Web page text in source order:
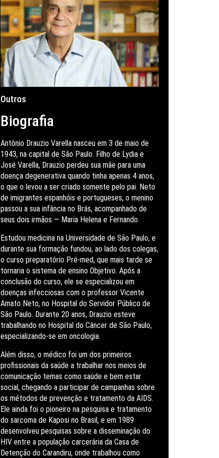
Outros
Biografia
Antônio Drauzio Varella nasceu em 3 de maio de
1943, na capital de São Paulo. Filho de Lydia e
José Varella, Drauzio perdeu sua mãe para uma
doença degenerativa quando tinha apenas 4 anos,
o que o levou a ser criado somente pelo pai. Neto
de imigrantes espanhóis e portugueses, o menino
passou a sua infância no Brás, acompanhado de
seus dois irmãos — Maria Helena e Fernando.
Estudou medicina na Universidade de São Paulo, e
durante sua formação fundou, ao lado dos colegas,
o curso preparatório Pré-med, que mais tarde se
tornaria o sistema de ensino Objetivo. Após a
conclusão do curso, ele se especializou em
doenças infecciosas com o professor Vicente
Amato Neto, no Hospital do Servidor Público de
São Paulo. Durante 20 anos, Drauzio esteve
trabalhando no Hospital do Câncer de São Paulo,
especializando-se em oncologia.
Além disso, o médico foi um dos primeiros
profissionais da saúde a trabalhar nos meios de
comunicação temas como saúde e bem estar
social, chegando a participar de campanhas sobre
os métodos de prevenção e tratamento da AIDS.
Ele ainda foi o pioneiro na pesquisa e tratamento
do sarcoma de Kaposi no Brasil, e em 1989
desenvolveu pesquisas sobre a disseminação do
HIV entre a população carcerária da Casa de
Detenção do Carandiru, onde trabalhou como